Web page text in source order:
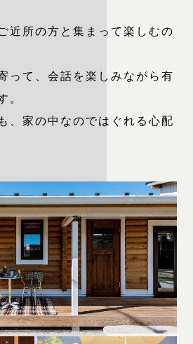
近所の方と集まって楽しむの
って、会話を楽しみながら有
。
、家の中なのではぐれる心配